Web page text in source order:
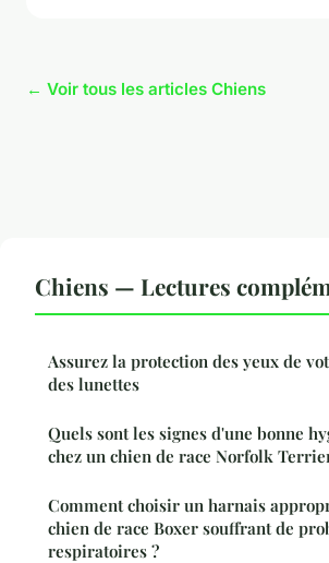
← Voir tous les articles Chiens
Chiens — Lectures
Assurez la protection des yeux de
des lunettes
Quels sont les signes d'une bonne
chez un chien de race Norfolk
Comment choisir un harnais
chien de race Boxer souffrant de
respiratoires ?